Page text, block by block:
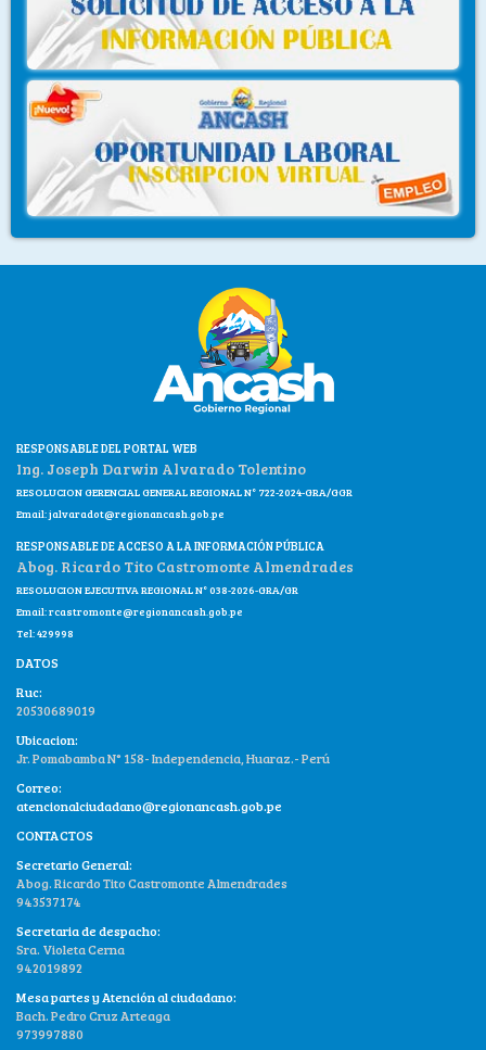
RESPONSABLE DEL PORTAL WEB
Ing. Joseph Darwin Alvarado Tolentino
RESOLUCION GERENCIAL GENERAL REGIONAL N° 722-2024-GRA/GGR
Email:jalvaradot@regionancash.gob.pe
RESPONSABLE DE ACCESO A LA INFORMACIÓN PÚBLICA
Abog. Ricardo Tito Castromonte Almendrades
RESOLUCION EJECUTIVA REGIONAL N° 038-2026-GRA/GR
Email:rcastromonte@regionancash.gob.pe
Tel: 429998
DATOS
Ruc:
20530689019
Ubicacion:
Jr. Pomabamba N° 158- Independencia, Huaraz.- Perú
Correo:
atencionalciudadano@regionancash.gob.pe
CONTACTOS
Secretario General:
Abog. Ricardo Tito Castromonte Almendrades
943537174
Secretaria de despacho:
Sra. Violeta Cerna
942019892
Mesa partes y Atención al ciudadano:
Bach. Pedro Cruz Arteaga
973997880